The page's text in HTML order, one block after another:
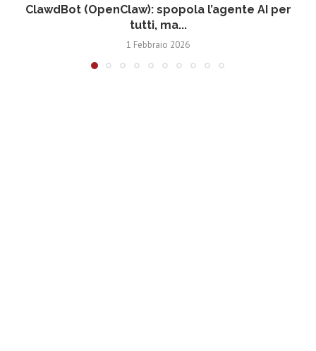
ClawdBot (OpenClaw): spopola l’agente AI per
tutti, ma...
1 Febbraio 2026